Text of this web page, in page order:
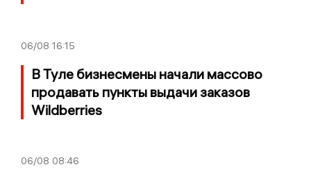
06/08 16:15
В Туле бизнесмены начали массово
продавать пункты выдачи заказов
Wildberries
06/08 08:46